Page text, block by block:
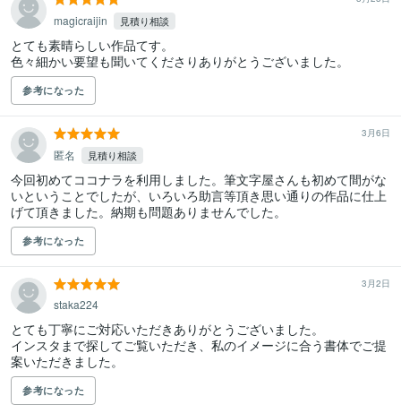
magicraijin 見積り相談
とても素晴らしい作品てす。
色々細かい要望も聞いてくださりありがとうございました。
参考になった
3月6日
匿名 見積り相談
今回初めてココナラを利用しました。筆文字屋さんも初めて間がな
いということでしたが、いろいろ助言等頂き思い通りの作品に仕上
げて頂きました。納期も問題ありませんでした。
参考になった
3月2日
staka224
とても丁寧にご対応いただきありがとうございました。
インスタまで探してご覧いただき、私のイメージに合う書体でご提
案いただきました。
参考になった